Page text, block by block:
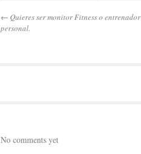
← Quieres ser monitor Fitness o entrenador
personal.
No comments yet